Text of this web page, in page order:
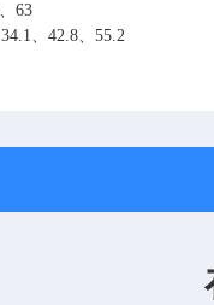
63
、42.8、55.2